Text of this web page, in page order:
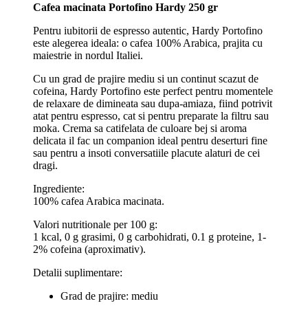
Cafea macinata Portofino Hardy 250 gr
Pentru iubitorii de espresso autentic, Hardy Portofino
este alegerea ideala: o cafea 100% Arabica, prajita cu
maiestrie in nordul Italiei.
Cu un grad de prajire mediu si un continut scazut de
cofeina, Hardy Portofino este perfect pentru momentele
de relaxare de dimineata sau dupa-amiaza, fiind potrivit
atat pentru espresso, cat si pentru preparate la filtru sau
moka. Crema sa catifelata de culoare bej si aroma
delicata il fac un companion ideal pentru deserturi fine
sau pentru a insoti conversatiile placute alaturi de cei
dragi.
Ingrediente:
100% cafea Arabica macinata.
Valori nutritionale per 100 g:
1 kcal, 0 g grasimi, 0 g carbohidrati, 0.1 g proteine, 1-
2% cofeina (aproximativ).
Detalii suplimentare:
Grad de prajire: mediu